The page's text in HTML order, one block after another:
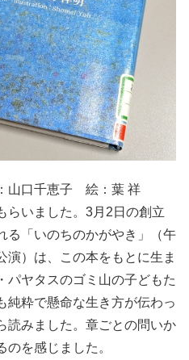
山口千恵子 絵：葉 祥
らいました。3月2日の創立
る「いのちのかがやき」（午
）は、この本をもとに生ま
パヤタスのゴミ山の子どもた
純粋で懸命な生き方が伝わっ
読みました。章ごとの問いか
を感じました。